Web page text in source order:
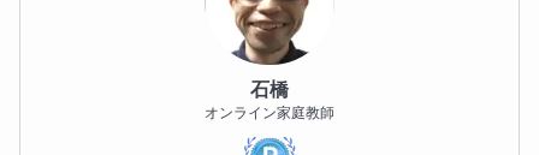
石橋
オンライン家庭教師